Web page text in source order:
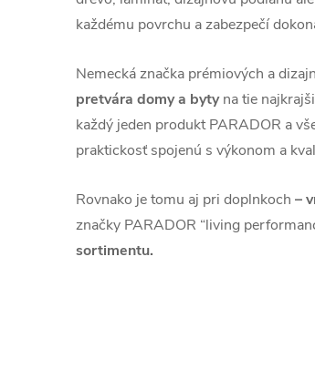
každému povrchu a zabezpečí
Nemecká značka prémiových a
pretvára domy a bytyna tie
každý jeden produkt PARADOR a
praktickosť spojenú s výkonom a
Rovnako je tomu aj pri doplnkoch –
značky PARADOR “living
sortimentu.